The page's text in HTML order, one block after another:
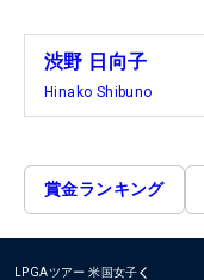
渋野 日向子
Hinako Shibuno
賞金ランキング
LPGAツアー 米国女子